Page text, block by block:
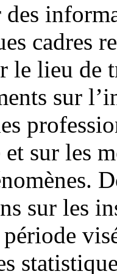
des
cadres
le lieu de
sur
et sur les
sur les